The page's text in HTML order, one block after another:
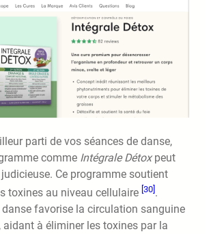
parti de vos séances de danse,
comme Intégrale Détoxpeut
Ce programme soutient
toxines au niveau cellulaire [30].
favorise la circulation sanguine
à éliminer les toxines par la